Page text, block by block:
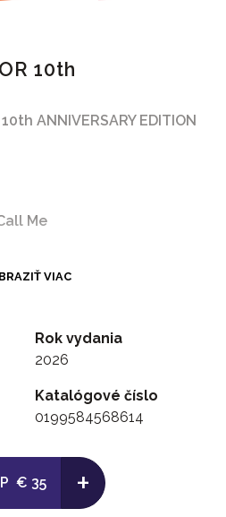
10th
ANNIVERSARY EDITION
Me
VIAC
Rok vydania
2026
Katalógové číslo
0199584568614
€ 35 +